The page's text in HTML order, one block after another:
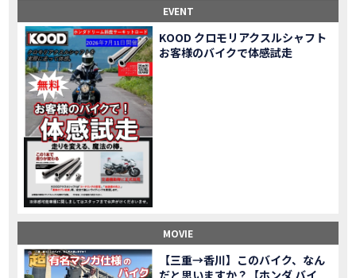
【新車中古車多数】三重県でバイクを探すなら！HondaDream松阪【ホンダ二輪車専門店】
MOVIE 【県下最大規模】三重県でバイクを探すなら！HondaDream鈴鹿【ホンダ二輪車専門店】
NEW BIKE 「CBR400R」「400X」の仕様 を一部変更し発売!
NEW BIKE 大型プレミアムツアラー「Gold Wing」 シリーズのカラーバリエーション を一部変更し発売!
NEW BIKE クルーザーモデル 「Rebel 250 S Edition」 に新色を追加し発表！
NEW BIKE 「CT125・ハンターカブ」 に新色を追加し発売！
NEW BIKE 「CB1100 EX Final Edition」「CB1100 RS Final Edition」を発売
NEW BIKE 「モンキー125」に5速トランスミッションを採用した新エンジンを搭載し発売！
NEW BIKE 「スーパーカブ C125」に環境性能を向上させた新エンジンを搭載し発売！
EVENT 【イベントレポート】2021年 7月25日 敦賀ツーリング
「ADV150」に受注期間限定のカラーリングを設定し発売！
NEW BIKE 「GB350」「GB350 S」新型ロードスポーツモデル GB350・GB350 S を発売！
EVENT
KOOD クロモリアクスルシャフト
お客様のバイクで体感試走
MOVIE
【三重→香川】このバイク、なん